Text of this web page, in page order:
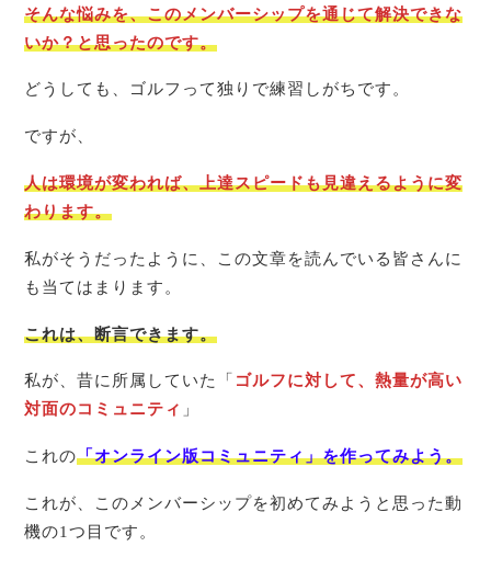
そんな悩みを、このメンバーシップを通じて解決できな
いか？と思ったのです。
どうしても、ゴルフって独りで練習しがちです。
ですが、
人は環境が変われば、上達スピードも見違えるように変
わります。
私がそうだったように、この文章を読んでいる皆さんに
も当てはまります。
これは、断言できます。
私が、昔に所属していた「 ゴルフに対して、熱量が高い
対面のコミュニティ 」
これの「オンライン版コミュニティ」を作ってみよう。
これが、このメンバーシップを初めてみようと思った動
機の1つ目です。